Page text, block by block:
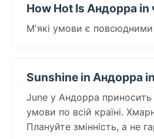
How Hot Is Андорра in
М'які умови є повсюдними
Sunshine in Андорра
June у Андорра
умови по всій країні.
Плануйте змінність, а не